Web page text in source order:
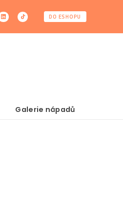
DO ESHOPU
Galerie nápadů